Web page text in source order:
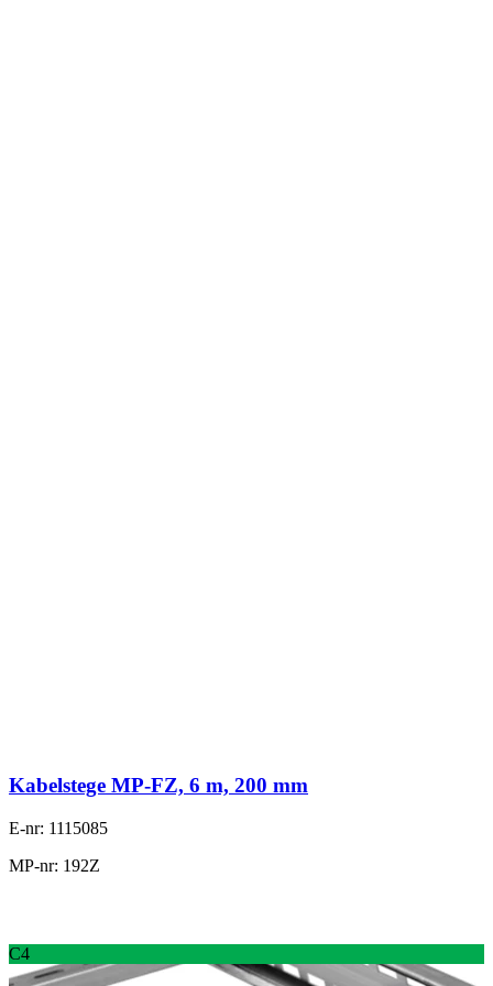
Kabelstege MP-FZ, 6 m, 200 mm
E-nr: 1115085
MP-nr: 192Z
C4